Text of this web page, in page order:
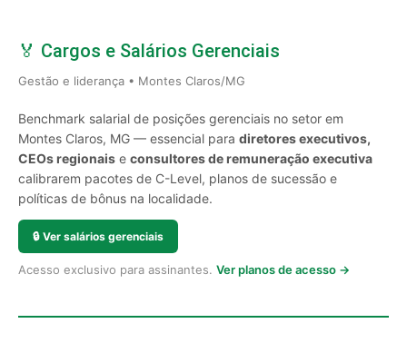
🏅 Cargos e Salários Gerenciais
Gestão e liderança • Montes Claros/MG
Benchmark salarial de posições gerenciais no setor em
Montes Claros, MG — essencial para diretores executivos,
CEOs regionais e consultores de remuneração executiva
calibrarem pacotes de C-Level, planos de sucessão e
políticas de bônus na localidade.
🔒 Ver salários gerenciais
Acesso exclusivo para assinantes. Ver planos de acesso →